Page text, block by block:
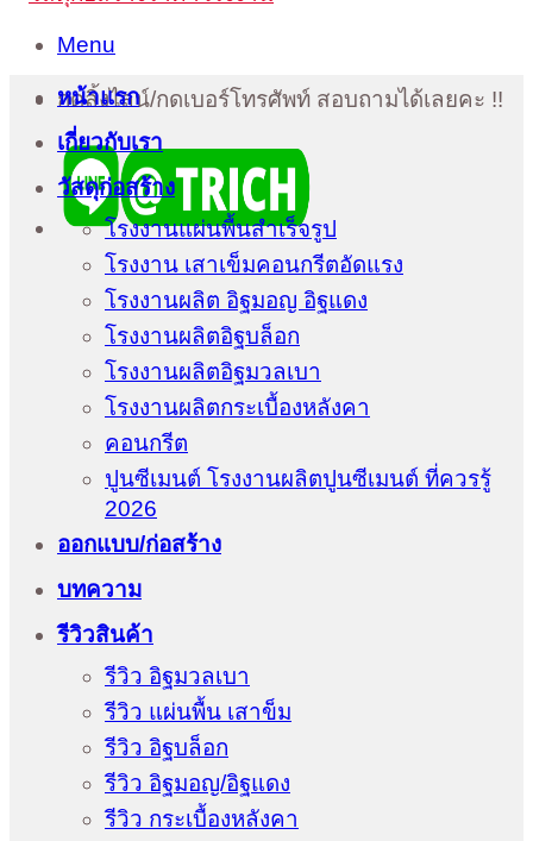
Menu
กดลิ้งไลน์/กดเบอร์โทรศัพท์ สอบถามได้เลยคะ !!
หน้าแรก
เกี่ยวกับเรา
วัสดุก่อสร้าง
โรงงานแผ่นพื้นสำเร็จรูป
โรงงาน เสาเข็มคอนกรีตอัดแรง
โรงงานผลิต อิฐมอญ อิฐแดง
โรงงานผลิตอิฐบล็อก
โรงงานผลิตอิฐมวลเบา
โรงงานผลิตกระเบื้องหลังคา
คอนกรีต
ปูนซีเมนต์ โรงงานผลิตปูนซีเมนต์ ที่ควรรู้
2026
ออกแบบ/ก่อสร้าง
บทความ
รีวิวสินค้า
รีวิว อิฐมวลเบา
รีวิว แผ่นพื้น เสาข็ม
รีวิว อิฐบล็อก
รีวิว อิฐมอญ/อิฐแดง
รีวิว กระเบื้องหลังคา